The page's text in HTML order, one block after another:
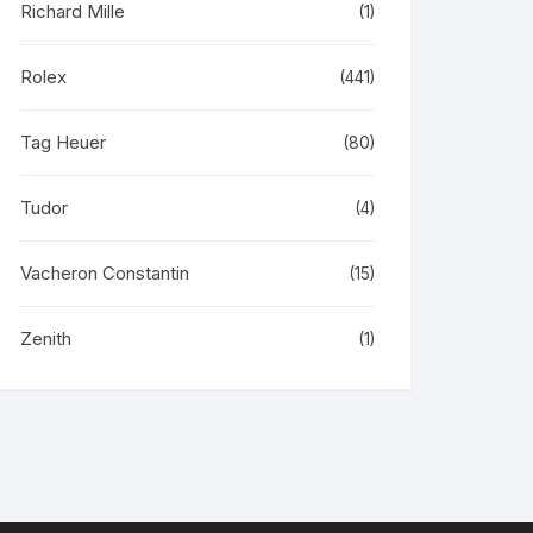
Richard Mille (1)
Rolex (441)
Tag Heuer (80)
Tudor (4)
Vacheron Constantin (15)
Zenith (1)